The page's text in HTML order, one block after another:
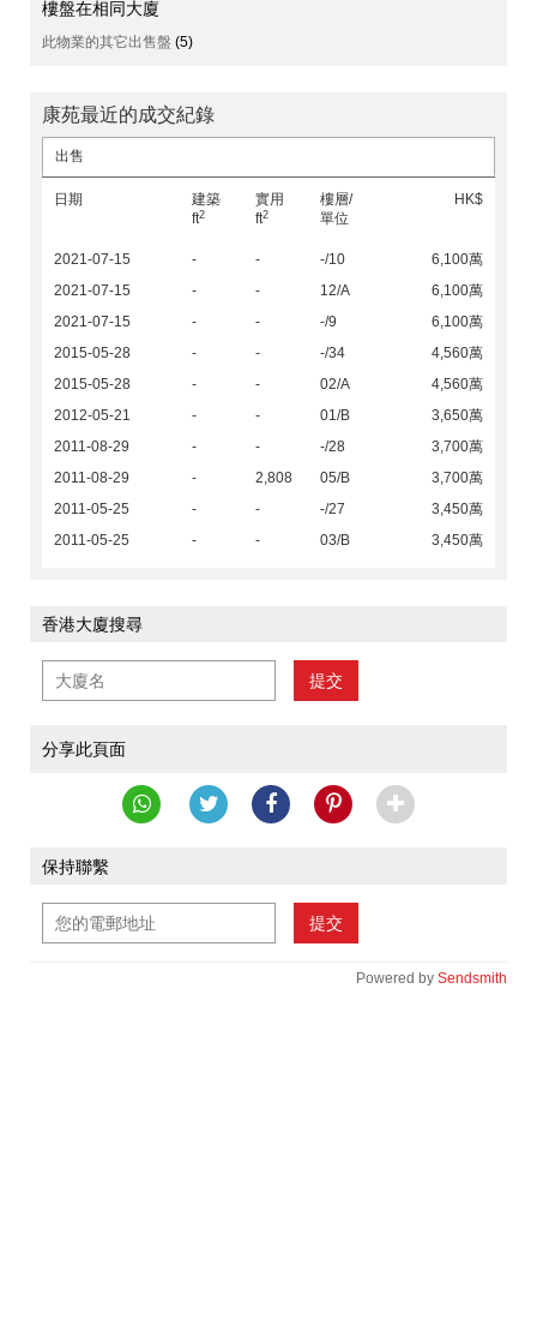
樓盤在相同大廈
此物業的其它出售盤 (5)
康苑最近的成交紀錄
出售
日期
建築
ft2
實用
ft2
樓層/
單位
HK$
2021-07-15 - - -/10
6,100萬
2021-07-15
- - 12/A
6,100萬
2021-07-15
- - -/9
6,100萬
2015-05-28
- - -/34
4,560萬
2015-05-28
- - 02/A
4,560萬
2012-05-21
- - 01/B
3,650萬
2011-08-29
- - -/28
3,700萬
2011-08-29
- 2,808 05/B
3,700萬
2011-05-25
- - -/27
3,450萬
2011-05-25
- - 03/B 3,450萬
香港大廈搜尋
提交
分享此頁面
保持聯繫
提交
Powered by Sendsmith